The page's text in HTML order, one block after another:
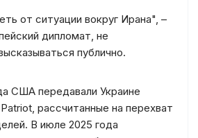
от ситуации вокруг Ирана", –
дипломат, не
публично.
США передавали Украине
рассчитанные на перехват
В июле 2025 года